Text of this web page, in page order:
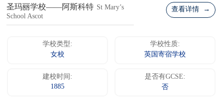
圣玛丽学校——阿斯科特 St Mary’s
School Ascot
查看详情 →
学校类型:
女校
学校性质:
英国寄宿学校
建校时间:
1885
是否有GCSE:
否